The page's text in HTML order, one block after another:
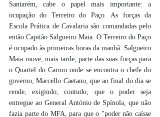
Santarém, cabe o papel mais importante: a
ocupação do Terreiro do Paço. As forças da
Escola Prática de Cavalaria são comandadas pelo
então Capitão Salgueiro Maia. O Terreiro do Paço
é ocupado às primeiras horas da manhã. Salgueiro
Maia move, mais tarde, parte das suas forças para
o Quartel do Carmo onde se encontra o chefe do
governo, Marcello Caetano, que ao final do dia se
rende, exigindo, contudo, que o poder seja
entregue ao General António de Spínola, que não
fazia parte do MFA, para que o "poder não caísse